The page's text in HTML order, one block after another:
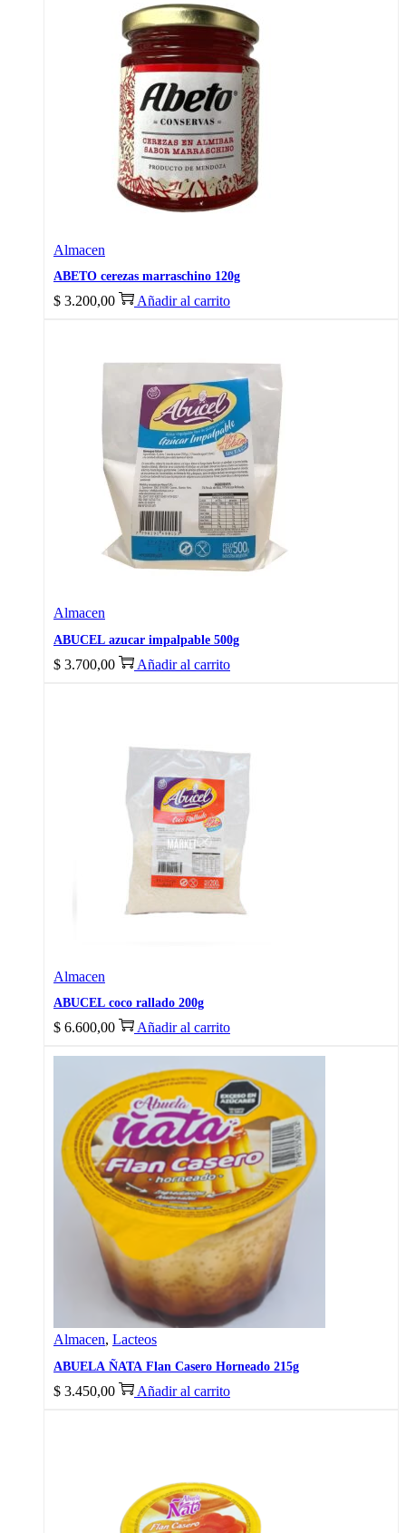
Almacen
ABETO cerezas marraschino 120g
$ 3.200,00 Añadir al carrito
Almacen
ABUCEL azucar impalpable 500g
$ 3.700,00 Añadir al carrito
Almacen
ABUCEL coco rallado 200g
$ 6.600,00 Añadir al carrito
Almacen, Lacteos
ABUELA ÑATA Flan Casero Horneado 215g
$ 3.450,00 Añadir al carrito